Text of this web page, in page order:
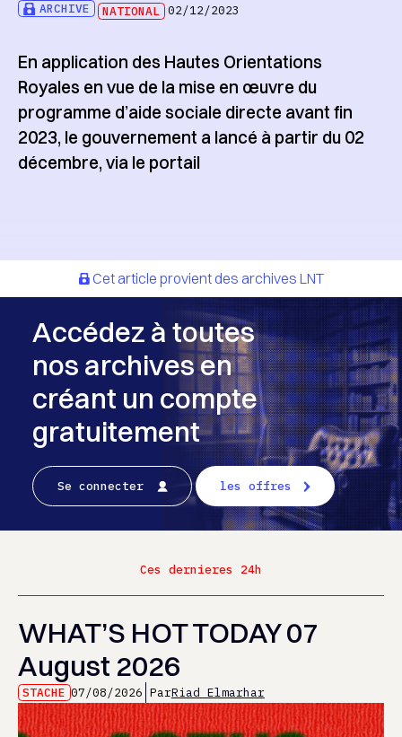
ARCHIVE NATIONAL 02/12/2023
En application des Hautes Orientations
Royales en vue de la mise en œuvre du
programme d’aide sociale directe avant fin
2023, le gouvernement a lancé à partir du 02
décembre, via le portail
Cet article provient des archives LNT
Accédez à toutes
nos archives en
créant un compte
gratuitement
Se connecter les offres
Ces dernieres 24h
WHAT’S HOT TODAY 07
August 2026
STACHE 07/08/2026 ParRiad Elmarhar